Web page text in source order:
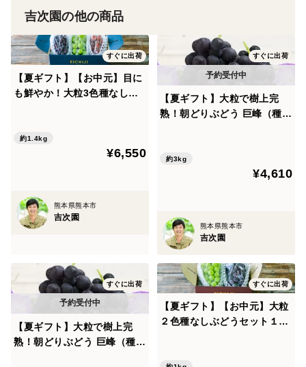
吉次園の他の商品
すぐに出荷
【夏ギフト】【お中元】目に
も鮮やか！大粒3色種なしぶ
ーン・ピオーネ）【オリジナ
約1.4kg
¥6,550
熊本県熊本市
吉次園
すぐに出荷
【夏ギフト】大粒で樹上完
熟！朝どりぶどう 巨峰（種あ
約3kg
¥4,610
熊本県熊本市
吉次園
すぐに出荷
【夏ギフト】大粒で樹上完
熟！朝どりぶどう 巨峰（種あ
すぐに出荷
【夏ギフト】【お中元】大粒
２色種なしぶどうセット１０